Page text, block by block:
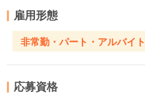
雇用形態
非常勤・パート・アルバイト
応募資格